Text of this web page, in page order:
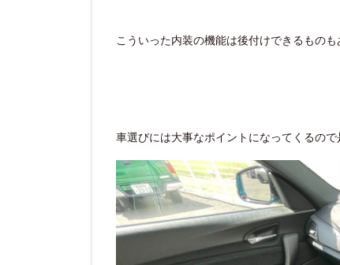
こういった内装の機能は後付けできるものも
車選びには大事なポイントになってくるので